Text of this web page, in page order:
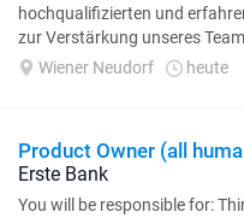
hochqualifizierten und
zur Verstärkung unseres
Wiener Neudorf
heute
Product Owner (all
Erste Bank
You will be responsible for: